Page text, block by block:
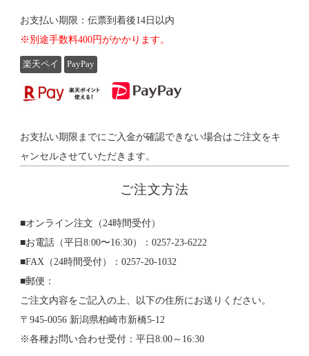
お支払い期限：伝票到着後14日以内
※別途手数料400円がかかります。
楽天ペイ PayPay
お支払い期限までにご入金が確認できない場合はご注文をキ
ャンセルさせていただきます。
ご注文方法
■オンライン注文（24時間受付）
■お電話（平日8:00〜16:30）：0257-23-6222
■FAX（24時間受付）：0257-20-1032
■郵便：
ご注文内容をご記入の上、以下の住所にお送りください。
〒945-0056 新潟県柏崎市新橋5-12
※各種お問い合わせ受付：平日8:00～16:30